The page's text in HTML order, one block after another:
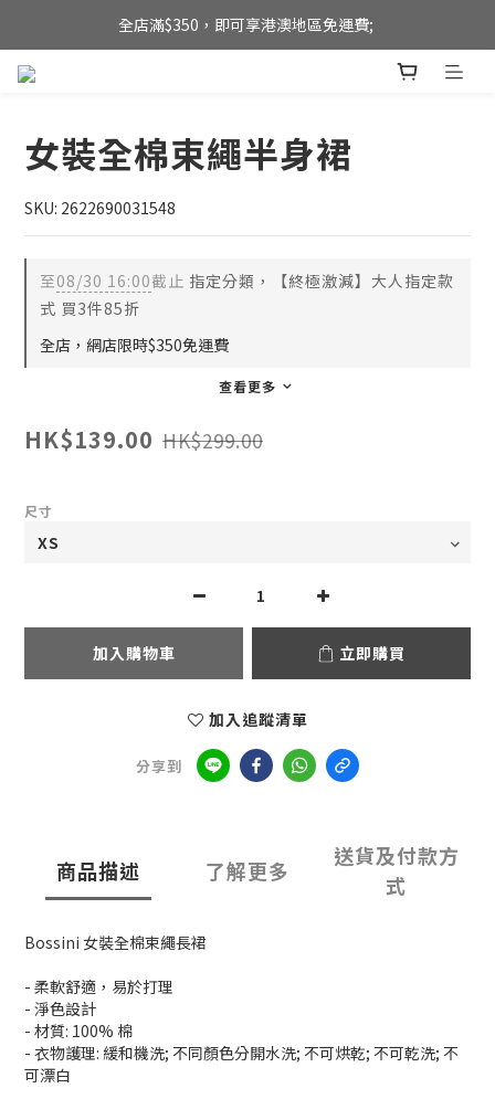
全店滿$350，即可享港澳地區免運費;
全店滿$350，即可享港澳地區免運費;
女裝全棉束繩半身裙
SKU: 2622690031548
至08/30 16:00截止 指定分類，【終極激減】大人指定款
式 買3件85折
全店，網店限時$350免運費
查看更多
HK$139.00 HK$299.00
尺寸
加入購物車 立即購買
加入追蹤清單
分享到
商品描述 了解更多
送貨及付款方
式
Bossini 女裝全棉束繩長裙
- 柔軟舒適，易於打理
- 淨色設計
- 材質: 100% 棉
- 衣物護理: 緩和機洗; 不同顏色分開水洗; 不可烘乾; 不可乾洗; 不
可漂白